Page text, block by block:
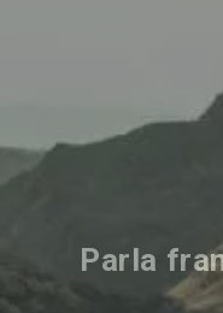
Parla